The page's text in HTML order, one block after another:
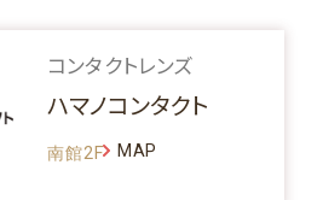
コンタクトレンズ
ハマノコンタクト
南館2F MAP